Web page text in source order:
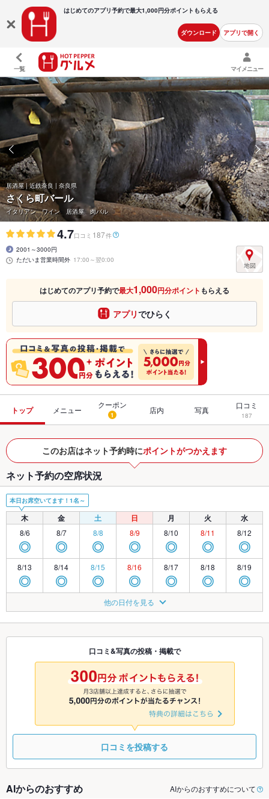
はじめてのアプリ予約で最大1,000円分ポイントもらえる
ダウンロード アプリで開く
一覧 マイメニュー
居酒屋 | 近鉄奈良 | 奈良県
さくら町バール
イタリアン ワイン 居酒屋 肉バル
4.7口コミ 187件
2001～3000円
ただいま営業時間外 17:00～翌0:00
はじめてのアプリ予約で最大1,000円分ポイント もらえる
アプリでひらく
トップ メニュー
クーポン
1 店内 写真 口コミ
187
このお店はネット予約時にポイントがつかえます
ネット予約の空席状況
本日お席空いてます！1名～
木 金 土 日 月 火 水
8/6
◎
8/7
◎
8/8
◎
8/9
◎
8/10
◎
8/11
◎
8/12
◎
8/13
◎
8/14
◎
8/15
◎
8/16
◎
8/17
◎
8/18
◎
8/19
◎
◎ ◎
8/22
◎
8/23
◎
8/24
◎ ◎ ◎
8/27 8/28 8/29
◎
8/30
◎
8/31
◎
9/1 9/2
9/5
◎ ◎ ◎ ◎
他の日付を見る
口コミ&写真の投稿・掲載で
口コミを投稿する
AIからのおすすめ AIからのおすすめについて